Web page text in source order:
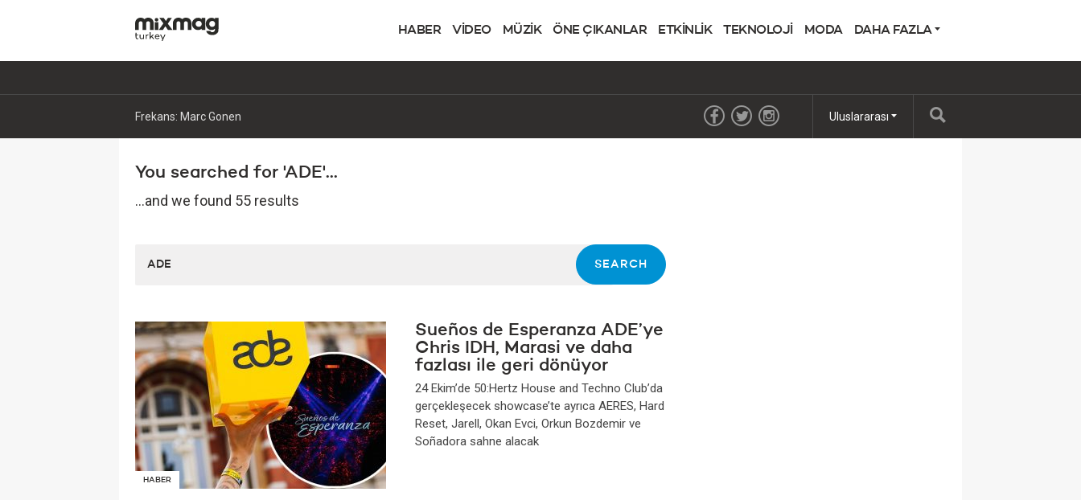
HABER VİDEO MÜZİK ÖNE ÇIKANLAR ETKİNLİK TEKNOLOJİ MODA DAHA FAZLA
Frekans: Marc Gonen Uluslararası
You searched for 'ADE'...
...and we found 55 results
HABER
Sueños de Esperanza ADE’ye
Chris IDH, Marasi ve daha
fazlası ile geri dönüyor
24 Ekim’de 50:Hertz House and Techno Club’da
gerçekleşecek showcase’te ayrıca AERES, Hard
Reset, Jarell, Okan Evci, Orkun Bozdemir ve
Soñadora sahne alacak